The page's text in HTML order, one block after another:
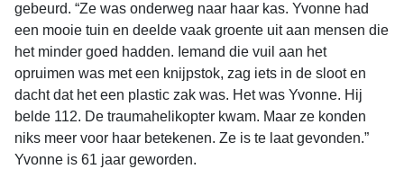
gebeurd. “Ze was onderweg naar haar kas. Yvonne had
een mooie tuin en deelde vaak groente uit aan mensen die
het minder goed hadden. Iemand die vuil aan het
opruimen was met een knijpstok, zag iets in de sloot en
dacht dat het een plastic zak was. Het was Yvonne. Hij
belde 112. De traumahelikopter kwam. Maar ze konden
niks meer voor haar betekenen. Ze is te laat gevonden.”
Yvonne is 61 jaar geworden.